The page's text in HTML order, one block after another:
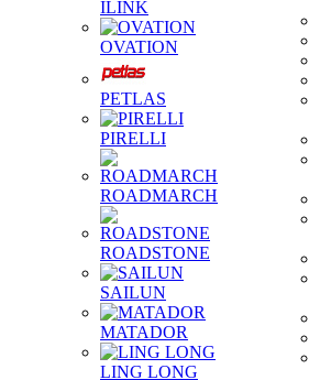
ILINK
OVATION
PETLAS
PIRELLI
ROADMARCH
ROADSTONE
SAILUN
MATADOR
LING LONG